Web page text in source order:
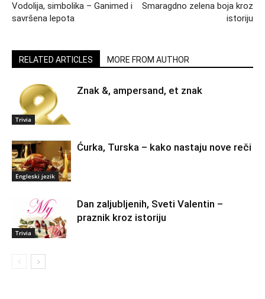
Vodolija, simbolika – Ganimed i
savršena lepota
Smaragdno zelena boja kroz
istoriju
RELATED ARTICLES MORE FROM AUTHOR
Trivia
Znak &, ampersand, et znak
Engleski jezik
Ćurka, Turska – kako nastaju nove reči
Trivia
Dan zaljubljenih, Sveti Valentin –
praznik kroz istoriju